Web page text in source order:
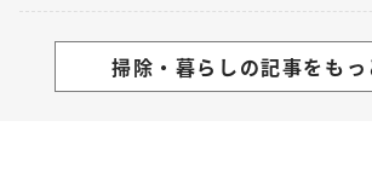
掃除・暮らしの記事をもっ